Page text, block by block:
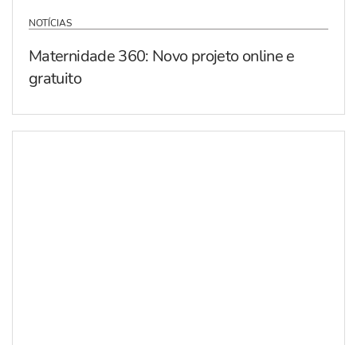
NOTÍCIAS
Maternidade 360: Novo projeto online e
gratuito